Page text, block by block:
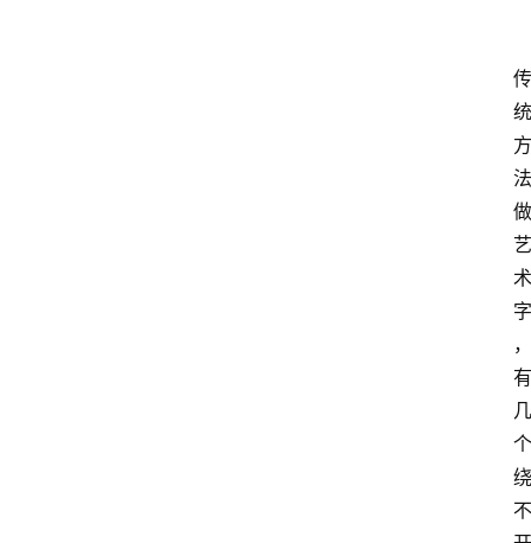
传
统
方
法
做
艺
术
字
，
有
几
个
绕
不